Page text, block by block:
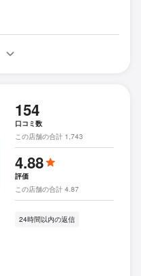
154
口コミ数
この店舗の合計 1,743
4.88
評価
この店舗の合計 4.87
24時間以内の返信